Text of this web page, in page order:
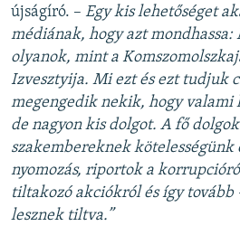
újságíró. – Egy kis lehetőséget
médiának, hogy azt mondhassa:
olyanok, mint a
Izvesztyija. Mi ezt és ezt tudjuk
megengedik nekik, hogy valami
de nagyon kis dolgot. A fő
szakembereknek kötelességünk
nyomozás, riportok a
tiltakozó akciókról és így tovább
lesznek tiltva.”